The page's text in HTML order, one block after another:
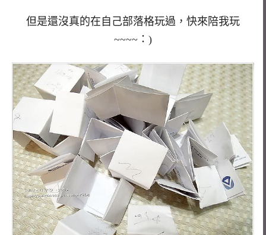
但是還沒真的在自己部落格玩過，快來陪我玩
~~~~：)